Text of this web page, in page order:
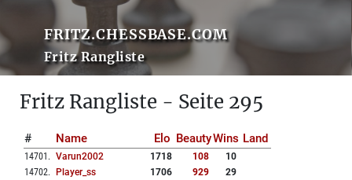
FRITZ.CHESSBASE.COM
Fritz Rangliste
Fritz Rangliste - Seite 295
# Name Elo BeautyWins Land
14701 . Varun2002 1718 108
10
14702. Player_ss 1706 929
29